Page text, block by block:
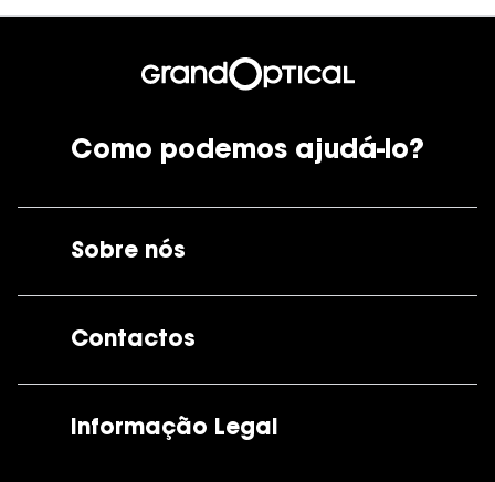
Como podemos ajudá-lo?
Sobre nós
Contactos
Informação Legal